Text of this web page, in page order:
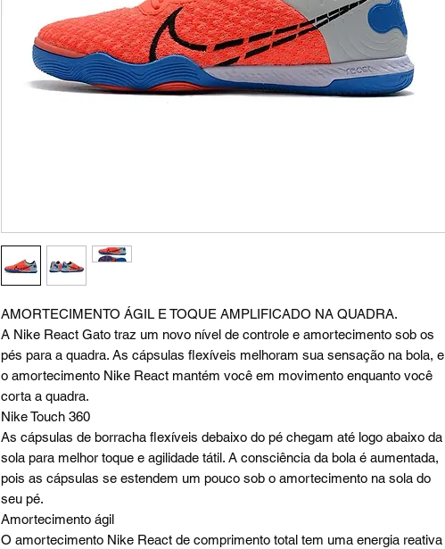
AMORTECIMENTO ÁGIL E TOQUE AMPLIFICADO NA QUADRA.
A Nike React Gato traz um novo nível de controle e amortecimento sob os
pés para a quadra. As cápsulas flexíveis melhoram sua sensação na bola, e
o amortecimento Nike React mantém você em movimento enquanto você
corta a quadra.
Nike Touch 360
As cápsulas de borracha flexíveis debaixo do pé chegam até logo abaixo da
sola para melhor toque e agilidade tátil. A consciência da bola é aumentada,
pois as cápsulas se estendem um pouco sob o amortecimento na sola do
seu pé.
Amortecimento ágil
O amortecimento Nike React de comprimento total tem uma energia reativa